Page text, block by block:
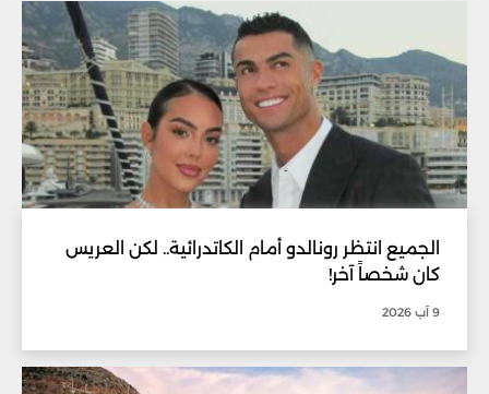
الجميع انتظر رونالدو أمام الكاتدرائية.. لكن العريس
كان شخصاً آخر!
9 آب 2026